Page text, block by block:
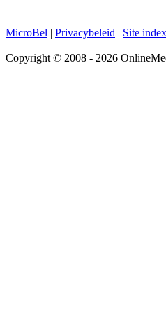
MicroBel | Privacybeleid | Site index
Copyright © 2008 - 2026